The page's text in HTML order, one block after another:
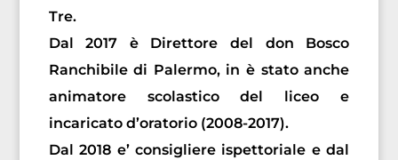
Tre.
Dal 2017 è Direttore del don Bosco
Ranchibile di Palermo, in è stato anche
animatore scolastico del liceo e
incaricato d’oratorio (2008-2017).
Dal 2018 e’ consigliere ispettoriale e dal